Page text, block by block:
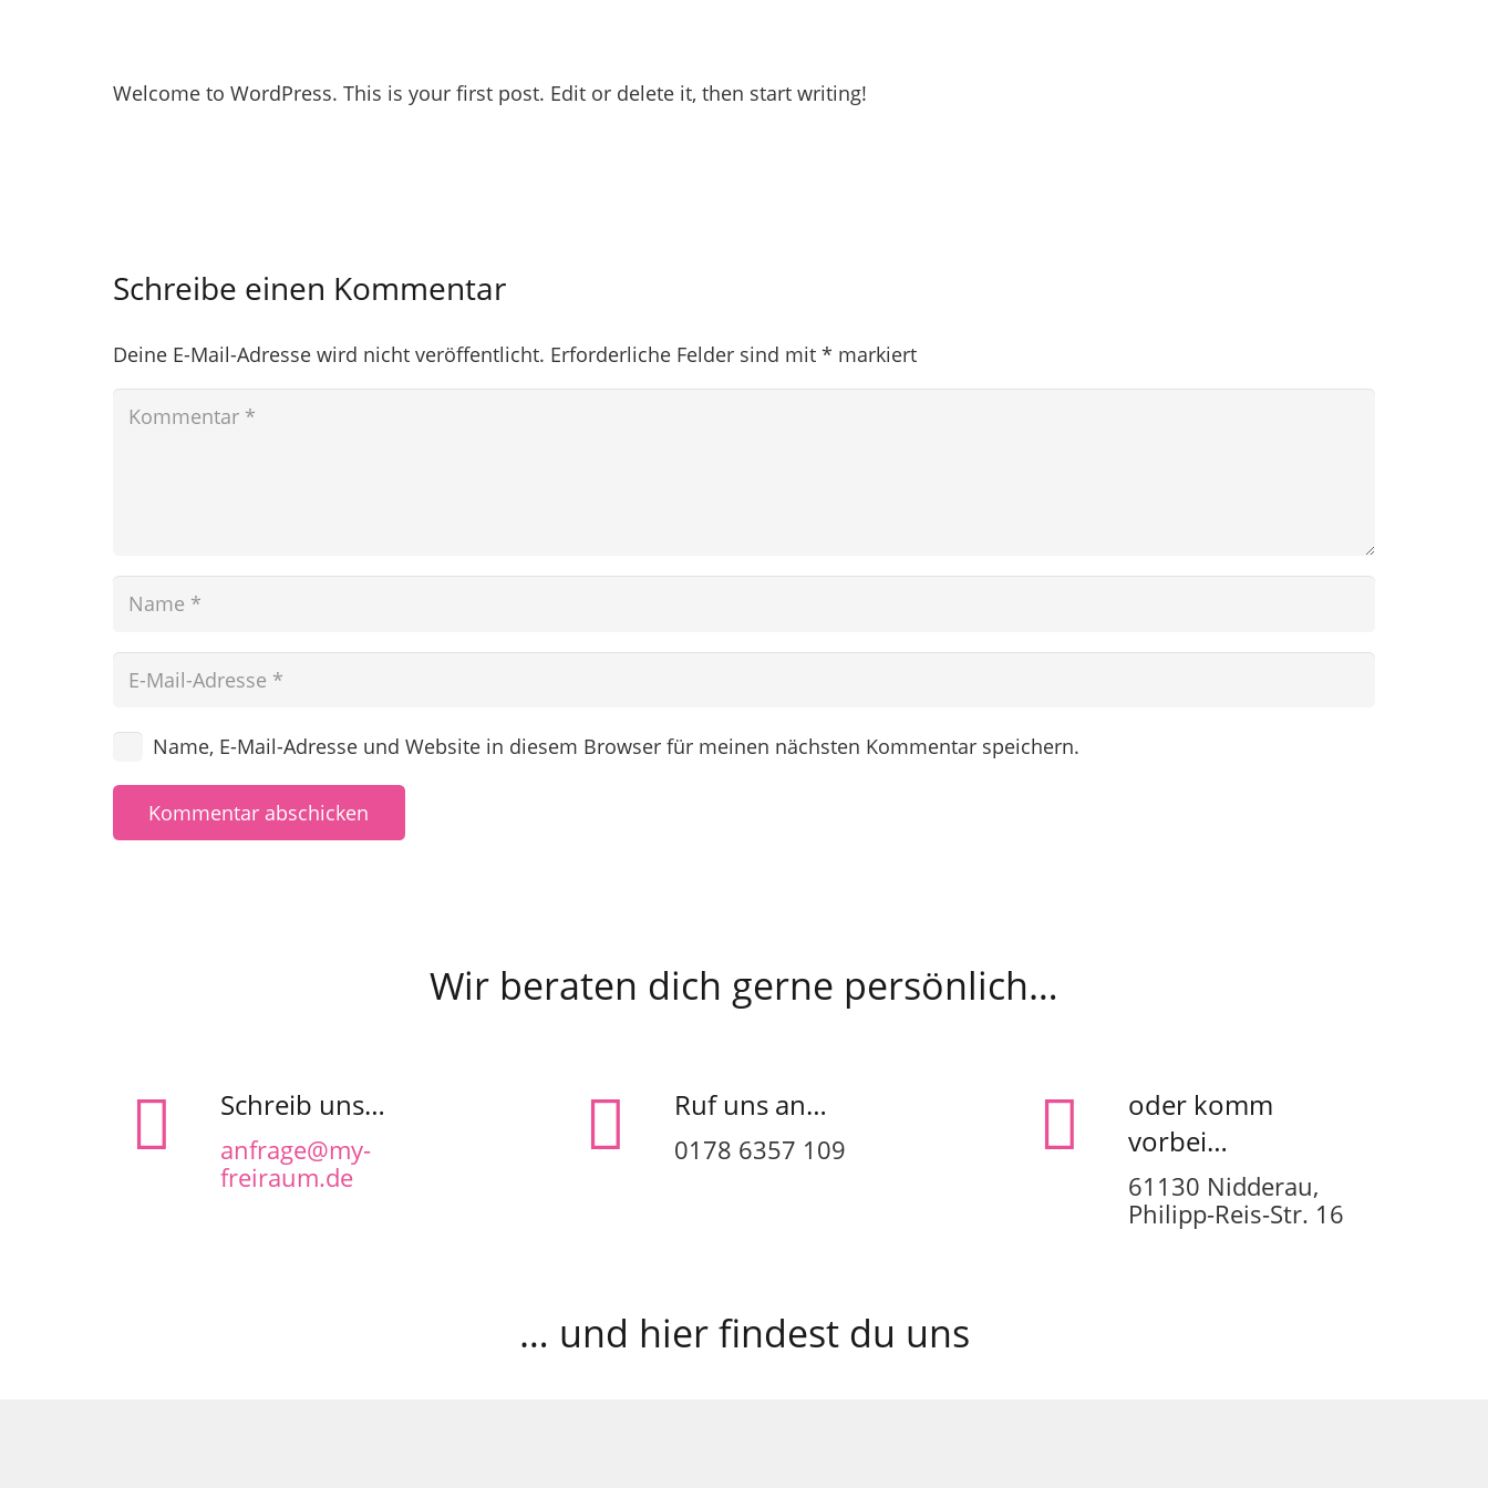
Welcome to WordPress. This is your first post. Edit or delete it, then start writing!
Schreibe einen Kommentar
Deine E-Mail-Adresse wird nicht veröffentlicht. Erforderliche Felder sind mit * markiert
Name, E-Mail-Adresse und Website in diesem Browser für meinen nächsten Kommentar speichern.
Kommentar abschicken
Wir beraten dich gerne persönlich…
Schreib uns…
anfrage@my-
freiraum.de
Ruf uns an…
0178 6357 109
oder komm
vorbei…
61130 Nidderau,
Philipp-Reis-Str. 16
… und hier findest du uns